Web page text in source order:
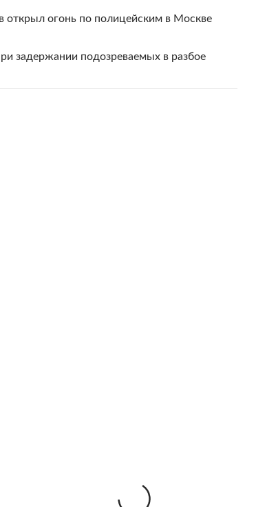
открыл огонь по полицейским в Москве
задержании подозреваемых в разбое